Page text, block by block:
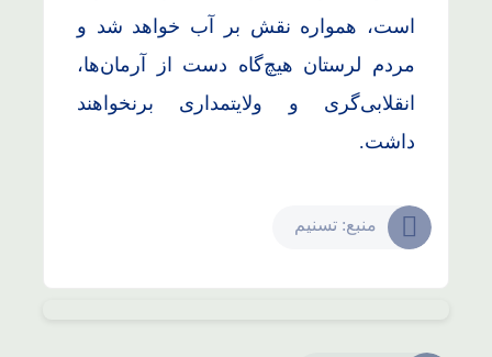
است، همواره نقش بر آب خواهد شد و
مردم لرستان هیچ‌گاه دست از آرمان‌ها،
انقلابی‌گری و ولایتمداری برنخواهند
داشت.
منبع: تسنیم